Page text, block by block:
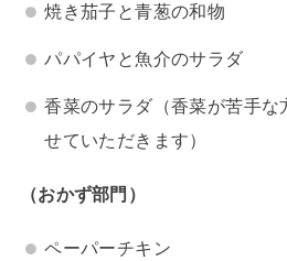
焼き茄子と青葱の和物
パパイヤと魚介のサラダ
香菜のサラダ（香菜が苦手な
せていただきます）
（おかず部門）
ペーパーチキン